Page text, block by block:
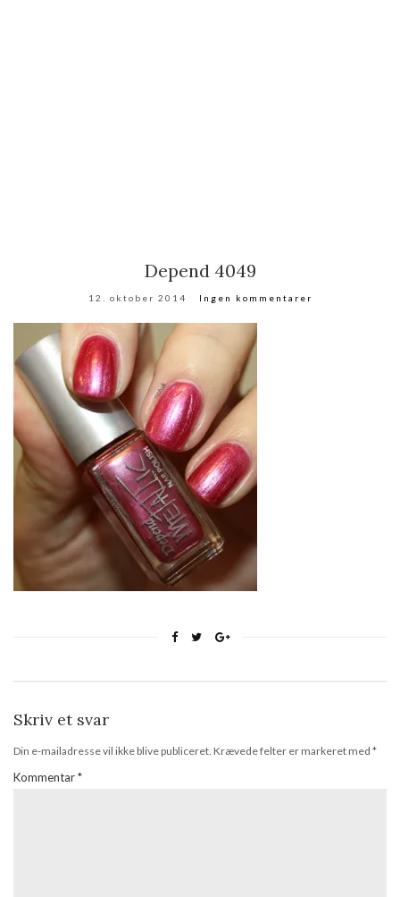
Depend 4049
12. oktober 2014 Ingen kommentarer
Skriv et svar
Din e-mailadresse vil ikke blive publiceret. Krævede felter er markeret med *
Kommentar*